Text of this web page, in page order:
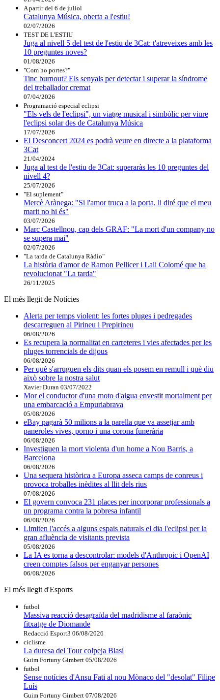
A partir del 6 de juliol
Catalunya Música, oberta a l'estiu!
02/07/2026
TEST DE L'ESTIU
Juga al nivell 5 del test de l'estiu de 3Cat: t'atreveixes amb les
10 preguntes noves?
01/08/2026
"Com ho portes?"
Tinc burnout? Els senyals per detectar i superar la síndrome
del treballador cremat
07/04/2026
Programació especial eclipsi
"Els vels de l'eclipsi", un viatge musical i simbòlic per viure
l'eclipsi solar des de Catalunya Música
17/07/2026
El Desconcert 2024 es podrà veure en directe a la plataforma
3Cat
21/04/2024
Juga al test de l'estiu de 3Cat: superaràs les 10 preguntes del
nivell 4?
25/07/2026
"El suplement"
Mercè Arànega: "Si l'amor truca a la porta, li diré que el meu
marit no hi és"
03/07/2026
Marc Castellnou, cap dels GRAF: "La mort d'un company no
se supera mai"
02/07/2026
"La tarda de Catalunya Ràdio"
La història d'amor de Ramon Pellicer i Lali Colomé que ha
revolucionat "La tarda"
26/11/2025
El més llegit de Notícies
Alerta per temps violent: les fortes pluges i pedregades
descarreguen al Pirineu i Prepirineu
06/08/2026
Es recupera la normalitat en carreteres i vies afectades per les
pluges torrencials de dijous
06/08/2026
Per què s'arruguen els dits quan els posem en remull i què diu
això sobre la nostra salut
Xavier Duran 03/07/2022
Mor el conductor d'una moto d'aigua envestit mortalment per
una embarcació a Empuriabrava
05/08/2026
eBay pagarà 50 milions a la parella que va assetjar amb
paneroles vives, porno i una corona funerària
06/08/2026
Investiguen la mort violenta d'un home a Nou Barris, a
Barcelona
06/08/2026
Una sequera històrica a Europa asseca camps de conreus i
provoca troballes inèdites al llit dels rius
07/08/2026
El govern convoca 231 places per incorporar professionals a
un programa contra la pobresa infantil
06/08/2026
Limiten l'accés a alguns espais naturals el dia l'eclipsi per la
gran afluència de visitants prevista
05/08/2026
La IA es torna a descontrolar: models d'Anthropic i OpenAI
creen comptes falsos per enganyar persones
06/08/2026
El més llegit d'Esports
futbol
Massiva reacció desagraïda del madridisme al faraònic
fitxatge de Diomande
Redacció Esport3 06/08/2026
ciclisme
La duresa del Tour colpeja Blasi
Guim Fortuny Gimbert 05/08/2026
futbol
Sense notícies d'Ansu Fati al nou Mònaco del "desolat" Filipe
Luís
Guim Fortuny Gimbert 07/08/2026